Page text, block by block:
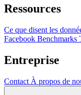
Ressources
Ce que disent les
Facebook Benchmarks
Entreprise
Contact À propos de